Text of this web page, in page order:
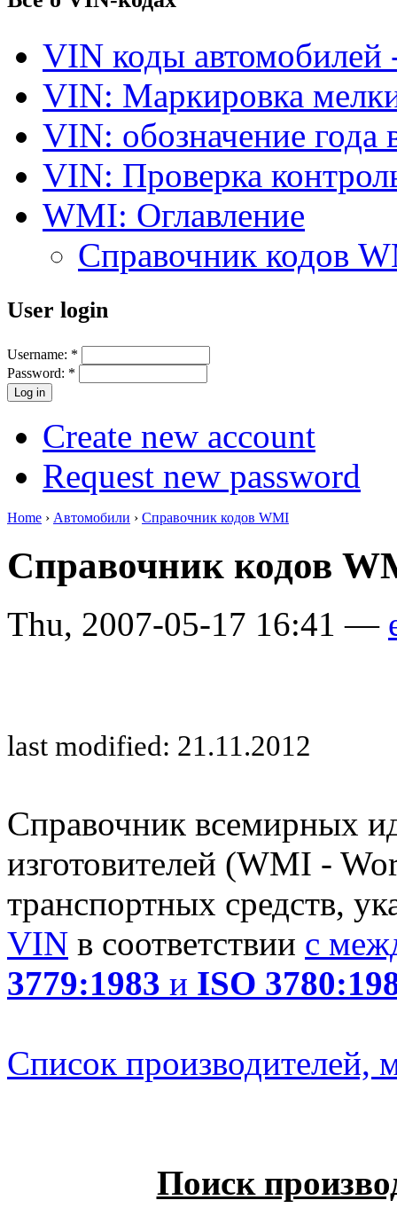
VIN коды автомобилей
VIN: Маркировка
VIN: обозначение года
VIN: Проверка
WMI: Оглавление
Справочник кодов
User login
Username: *
Password: *
Create new account
Request new password
Home › Автомобили › Справочник кодов WMI
Справочник кодов
Thu, 2007-05-17 16:41 —
last modified: 21.11.2012
Справочник всемирных
изготовителей (WMI -
транспортных средств,
VIN в соответствии с
3779:1983 и ISO
Список производителей,
Поиск